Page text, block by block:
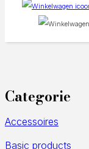
Categorie
Accessoires
Basic products